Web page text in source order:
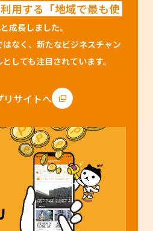
用する「地域で最も使
成長しました。
なく、新たなビジネスチャン
しても注目されています。
リサイトへ